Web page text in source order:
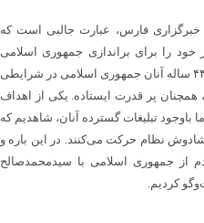
خبرگزاری فارس، عبارت جالبی است که
از فردای ۲۲ بهمن کار خود را برای براندازی جمهوری اسلامی
شروع کرده است. این یعنی برخلاف تلاش ۴۴ ساله آنان جمهوری اسلامی در شرایطی
پر قدرت ایستاده. یکی از اهداف
تبلیغات گسترده آنان، شاهدیم که
نظام حرکت می‌کنند. در این باره و
جمهوری اسلامی با سیدمحمدصالح
کردیم.